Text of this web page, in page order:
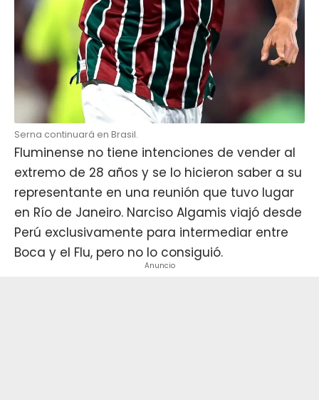
Serna continuará en Brasil.
Fluminense no tiene intenciones de vender al
extremo de 28 años y se lo hicieron saber a su
representante en una reunión que tuvo lugar
en Río de Janeiro. Narciso Algamis viajó desde
Perú exclusivamente para intermediar entre
Boca y el Flu, pero no lo consiguió.
Anuncio